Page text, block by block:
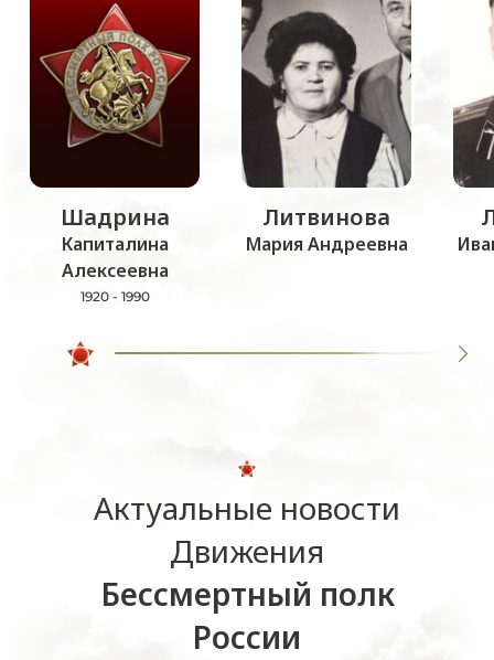
Шадрина
Капиталина
Алексеевна
1920 - 1990
Литвинова
Мария Андреевна
Актуальные новости
Движения
Бессмертный полк
России